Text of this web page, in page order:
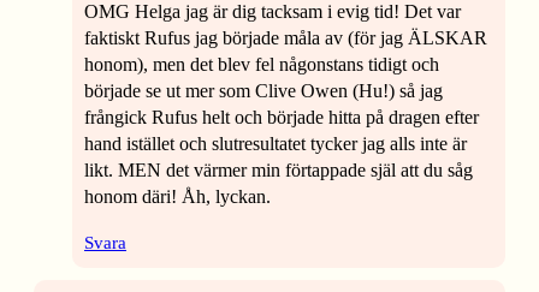
OMG Helga jag är dig tacksam i evig tid! Det var
faktiskt Rufus jag började måla av (för jag ÄLSKAR
honom), men det blev fel någonstans tidigt och
började se ut mer som Clive Owen (Hu!) så jag
frångick Rufus helt och började hitta på dragen efter
hand istället och slutresultatet tycker jag alls inte är
likt. MEN det värmer min förtappade själ att du såg
honom däri! Åh, lyckan.
Svara